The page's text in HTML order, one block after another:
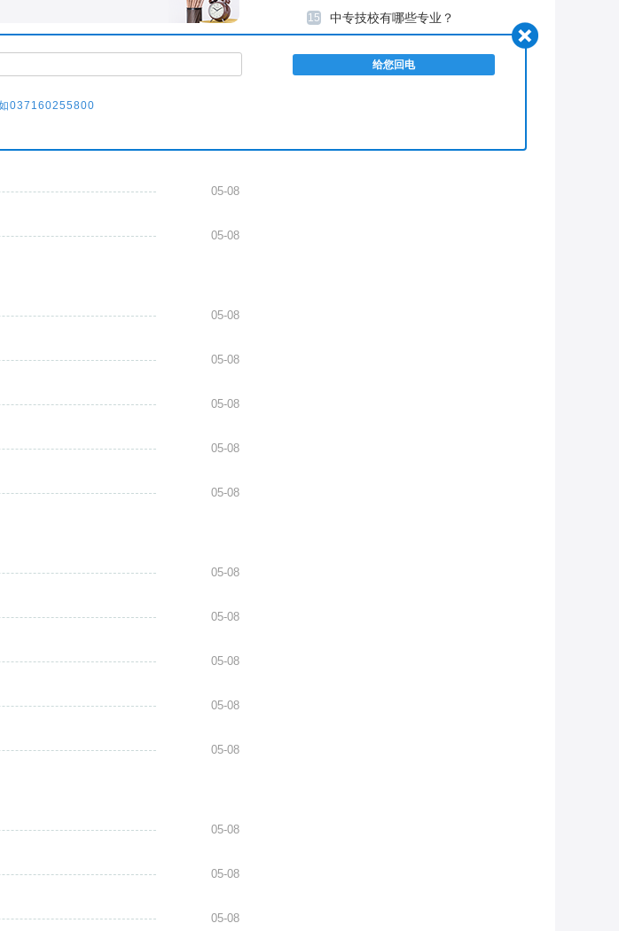
05-08
05-08
05-08
05-08
05-08
05-08
05-08
05-08
05-08
05-08
05-08
05-08
05-08
05-08
05-08
05-08
15 中专技校有哪些专业？
16 郑州城轨中专院校
如037160255800